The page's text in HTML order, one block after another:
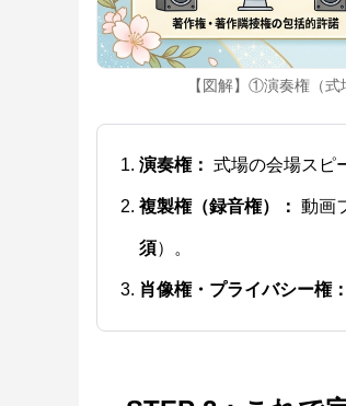
【図解】①演奏権（
演奏権： 式場の会場スピ
複製権（録音権）： 動画
須）。
肖像権・プライバシー権：